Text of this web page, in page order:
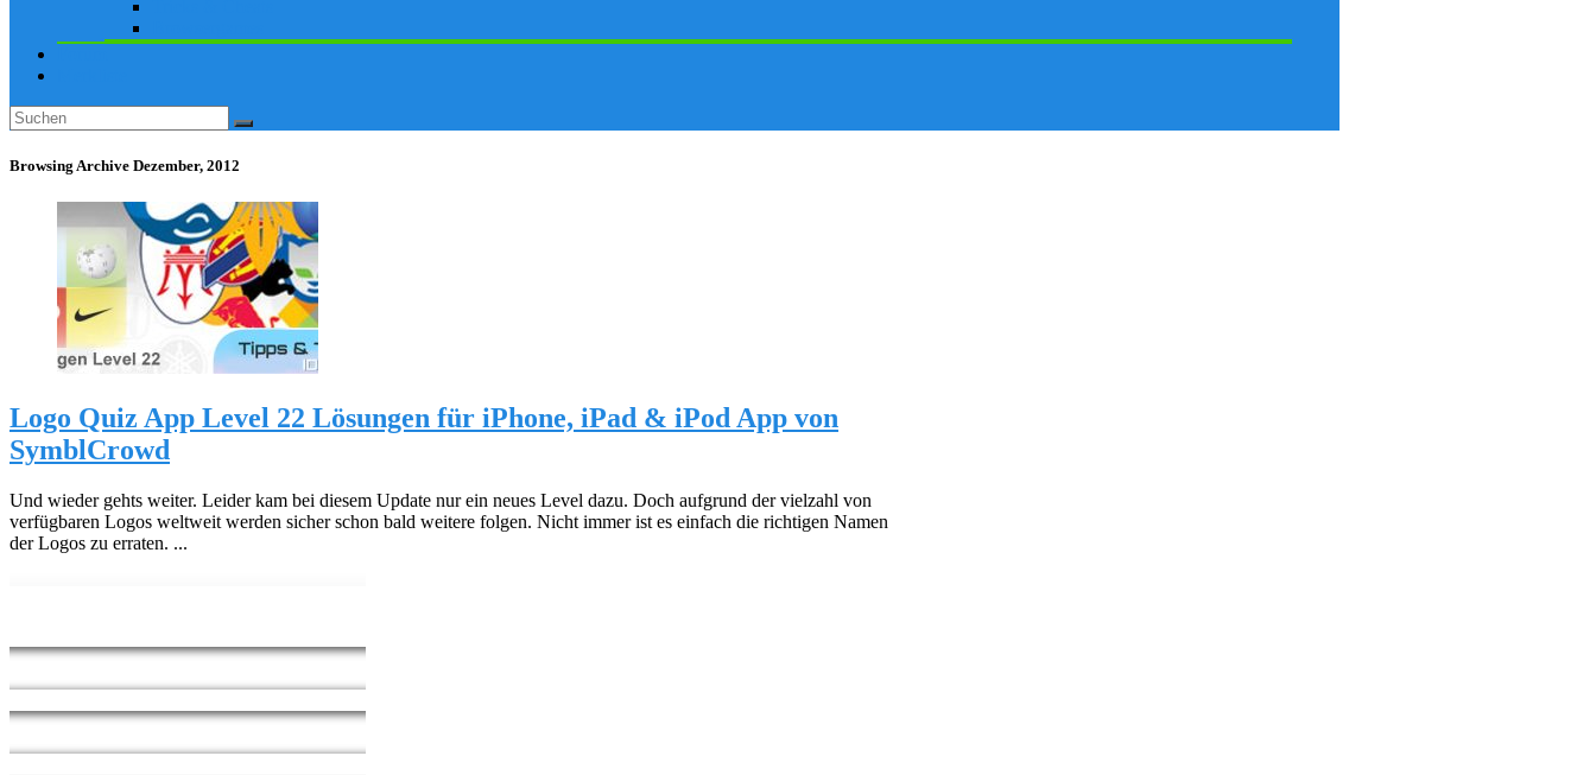
Browsing Archive Dezember, 2012
Logo Quiz App Level 22 Lösungen für iPhone, iPad & iPod App von
SymblCrowd
Und wieder gehts weiter. Leider kam bei diesem Update nur ein neues Level dazu. Doch aufgrund der vielzahl von
verfügbaren Logos weltweit werden sicher schon bald weitere folgen. Nicht immer ist es einfach die richtigen Namen
der Logos zu erraten. ...